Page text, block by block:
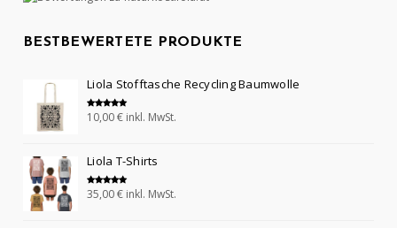
BESTBEWERTETE PRODUKTE
Liola Stofftasche Recycling Baumwolle
Bewertet mit
5.00
10,00€ inkl. MwSt.
Liola T-Shirts
Bewertet mit
5.00
35,00€ inkl. MwSt.